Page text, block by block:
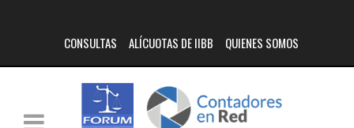
CONSULTAS ALÍCUOTAS DE IIBB QUIENES SOMOS